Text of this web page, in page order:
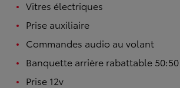
Vitres électriques
Prise auxiliaire
Commandes audio au volant
Banquette arrière rabattable 50:50
Prise 12v